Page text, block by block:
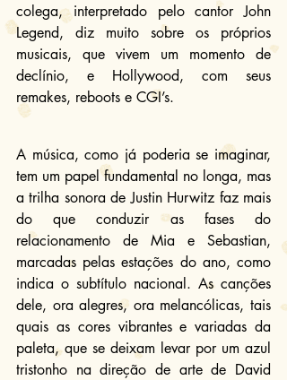
colega, interpretado pelo cantor John
Legend, diz muito sobre os próprios
musicais, que vivem um momento de
declínio, e Hollywood, com seus
remakes, reboots e CGI’s.
A música, como já poderia se imaginar,
tem um papel fundamental no longa, mas
a trilha sonora de Justin Hurwitz faz mais
do que conduzir as fases do
relacionamento de Mia e Sebastian,
marcadas pelas estações do ano, como
indica o subtítulo nacional. As canções
dele, ora alegres, ora melancólicas, tais
quais as cores vibrantes e variadas da
paleta, que se deixam levar por um azul
tristonho na direção de arte de David